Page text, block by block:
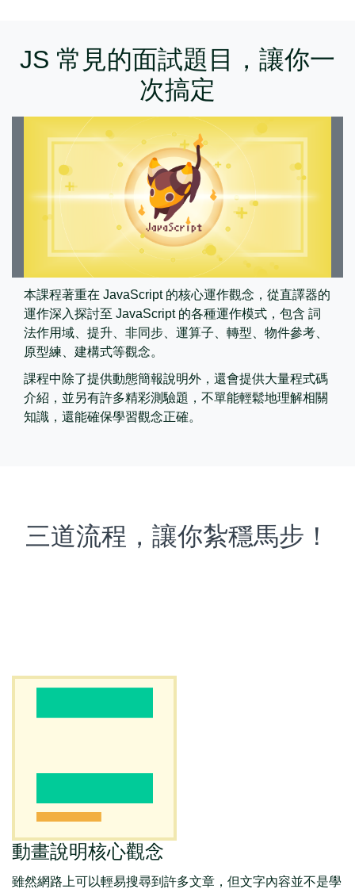
JS 常見的面試題目，讓你一
次搞定
本課程著重在 JavaScript 的核心運作觀念，從直譯器的
運作深入探討至 JavaScript 的各種運作模式，包含 詞
法作用域、提升、非同步、運算子、轉型、物件參考、
原型練、建構式等觀念。
課程中除了提供動態簡報說明外，還會提供大量程式碼
介紹，並另有許多精彩測驗題，不單能輕鬆地理解相關
知識，還能確保學習觀念正確。
三道流程，讓你紮穩馬步！
動畫說明核心觀念
雖然網路上可以輕易搜尋到許多文章，但文字內容並不是學